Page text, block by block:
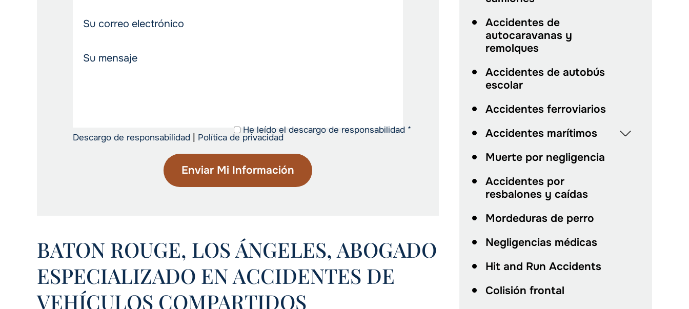
Descargo de responsabilidad| Política de privacidad
He leído el descargo de responsabilidad *
BATON ROUGE, LOS ÁNGELES, ABOGADO
ESPECIALIZADO EN ACCIDENTES DE
VEHÍCULOS COMPARTIDOS
Accidentes de
autocaravanas y
remolques
Accidentes de autobús
escolar
Accidentes ferroviarios
Accidentes marítimos
Muerte por negligencia
Accidentes por
resbalones y caídas
Mordeduras de perro
Negligencias médicas
Hit and Run Accidents
Colisión frontal